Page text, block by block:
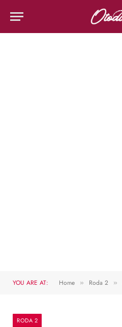
YOU ARE AT: Home » Roda 2 »
RODA 2